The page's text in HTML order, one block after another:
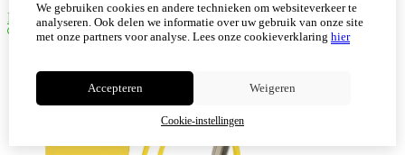
Bestellen
We gebruiken cookies en andere technieken om websiteverkeer te
analyseren. Ook delen we informatie over uw gebruik van onze site
met onze partners voor analyse. Lees onze cookieverklaring hier
Accepteren Weigeren
Cookie-instellingen